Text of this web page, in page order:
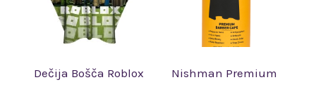
Dečija Bošča Roblox
Nishman Premium